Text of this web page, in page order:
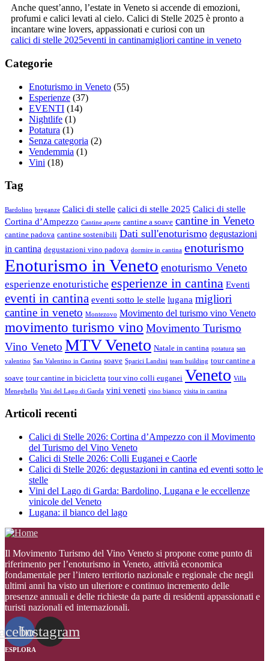
Anche quest’anno, l’estate in Veneto si accende di emozioni,
profumi e calici levati al cielo. Calici di Stelle 2025 è pronto a
incantare wine lovers, appassionati e curiosi con un
calici di stelle 2025eventi in cantinamigliori cantine in veneto
Categorie
Enoturismo in Veneto (55)
Esperienze (37)
EVENTI (14)
Nightlife (1)
Potatura (1)
Senza categoria (2)
Vendemmia (1)
Vini (18)
Tag
Bardolino breganze Calici di stelle calici di stelle 2025 Calici di stelle
Cortina d’Ampezzo Cantine aperte cantine a soave cantine in Veneto
cantine padova cantine sostenibili Dati sull'enoturismo degustazioni
in cantina degustazioni vino padova dormire in cantina enoturismo
Enoturismo in Veneto enoturismo Veneto
esperienze enoturistiche esperienze in cantina Eventi
eventi in cantina eventi sotto le stelle lugana migliori
cantine in veneto Montezovo Movimento del turismo vino Veneto
movimento turismo vino Movimento Turismo
Vino Veneto MTV Veneto Natale in cantina potatura san
valentino San Valentino in Cantina soave Sparici Landini team building tour cantine a
soave tour cantine in bicicletta tour vino colli euganei Veneto Villa
Meneghello Vini del Lago di Garda vini veneti vino bianco visita in cantina
Articoli recenti
Calici di Stelle 2026: Cortina d’Ampezzo con il Movimento
del Turismo del Vino Veneto
Calici di Stelle 2026: Colli Euganei e Caorle
Calici di Stelle 2026: degustazioni in cantina ed eventi sotto le
stelle
Vini del Lago di Garda: Bardolino, Lugana e le eccellenze
vinicole del Veneto
Lugana: il bianco del lago
Il Movimento Turismo del Vino Veneto si propone come punto di
riferimento per l’enoturismo in Veneto, attività economica
fondamentale per l’intero territorio nazionale e regionale che negli
ultimi anni ha visto un ulteriore e continuo incremento delle
presenze annuali e delle richieste da parte di residenti appassionati e
turisti nazionali ed internazionali.
Instagram
ESPLORA